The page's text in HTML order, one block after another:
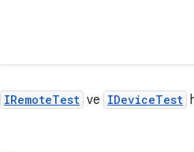
IRemoteTest ve IDeviceTest